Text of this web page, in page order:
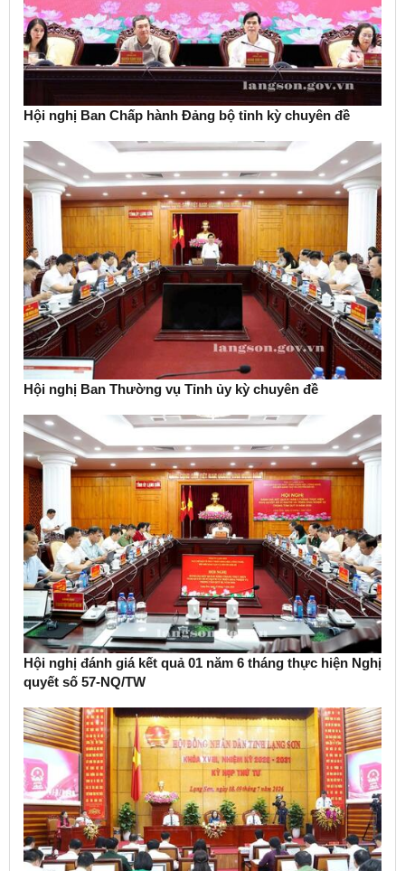
Hội nghị Ban Chấp hành Đảng bộ tỉnh kỳ chuyên đề
Hội nghị Ban Thường vụ Tỉnh ủy kỳ chuyên đề
Hội nghị đánh giá kết quả 01 năm 6 tháng thực hiện Nghị
quyết số 57-NQ/TW